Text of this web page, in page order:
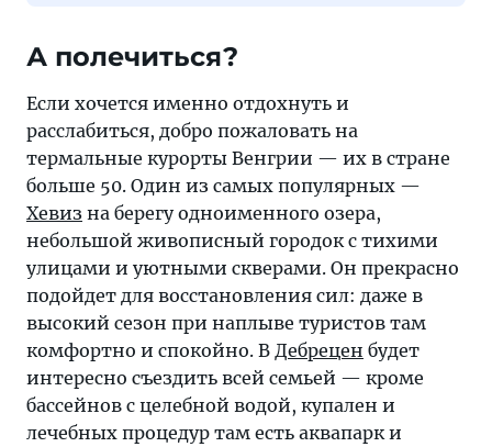
А полечиться?
Если хочется именно отдохнуть и
расслабиться, добро пожаловать на
термальные курорты Венгрии — их в стране
больше 50. Один из самых популярных —
Хевиз на берегу одноименного озера,
небольшой живописный городок с тихими
улицами и уютными скверами. Он прекрасно
подойдет для восстановления сил: даже в
высокий сезон при наплыве туристов там
комфортно и спокойно. В Дебрецен будет
интересно съездить всей семьей — кроме
бассейнов с целебной водой, купален и
лечебных процедур там есть аквапарк и